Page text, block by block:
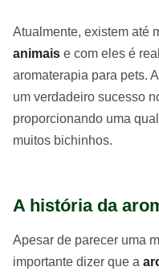
Atualmente, existem até
animais e com eles é
aromaterapia para pets.
um verdadeiro sucesso
proporcionando uma
muitos bichinhos.
A história da
Apesar de parecer uma
importante dizer que a